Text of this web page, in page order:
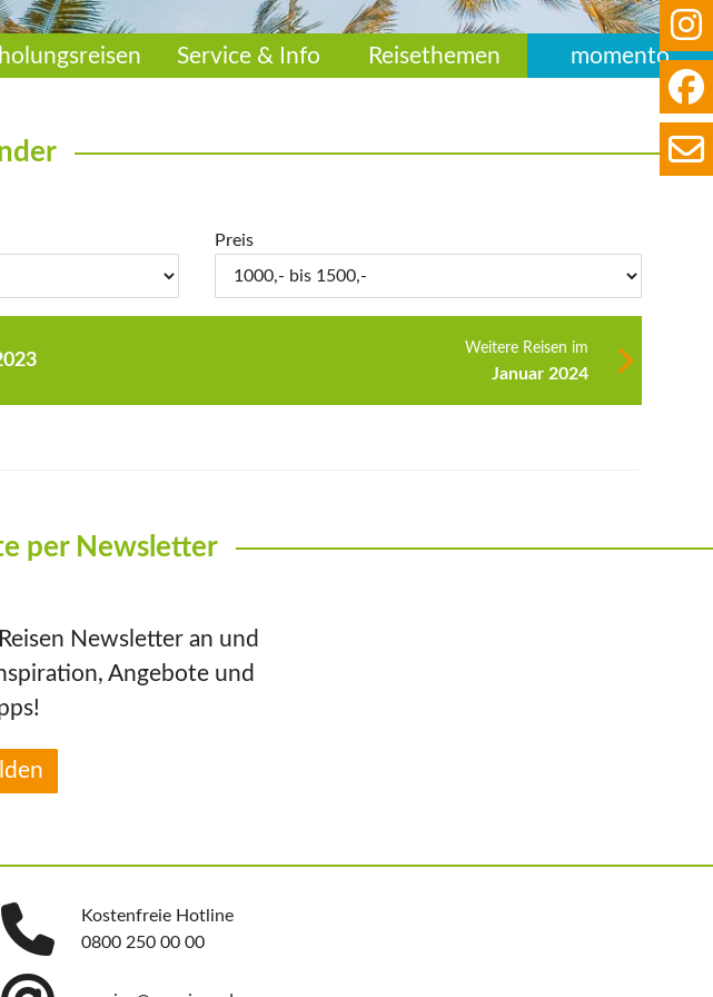
Service & Info Reisethemen momento
Preis
Weitere Reisen im
Januar 2024
per Newsletter
Newsletter an und
Angebote und
Kostenfreie Hotline
0800 250 00 00